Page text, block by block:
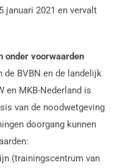
januari 2021 en vervalt
onder voorwaarden
de BVBN en de landelijk
en MKB-Nederland is
van de noodwetgeving
doorgang kunnen
(trainingscentrum van